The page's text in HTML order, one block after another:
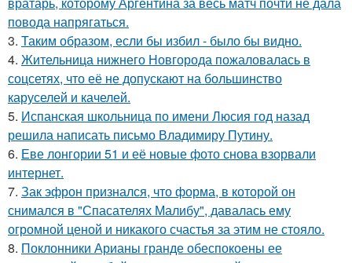
повода напрягаться.
3. Таким образом, если бы избил - было бы видно.
4. Жительница нижнего Новгорода пожаловалась в
соцсетях, что её не допускают на большинство
каруселей и качелей.
5. Испанская школьница по имени Люсия год назад
решила написать письмо Владимиру Путину.
6. Еве лонгории 51 и её новые фото снова взорвали
интернет.
7. Зак эфрон признался, что форма, в которой он
снимался в "Спасателях Малибу", давалась ему
огромной ценой и никакого счастья за этим не стояло.
8. Поклонники Арианы гранде обеспокоены ее